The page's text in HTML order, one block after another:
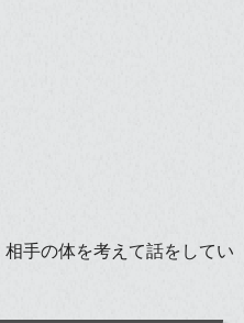
手の体を考えて話をしてい